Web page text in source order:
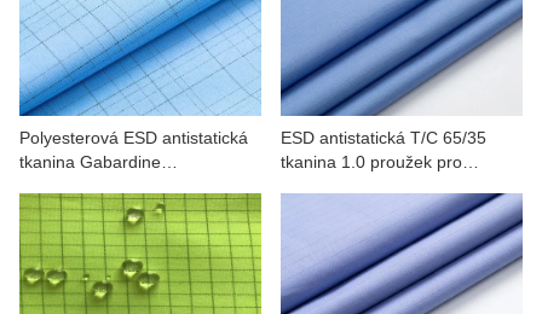
Polyesterová ESD antistatická
tkanina Gabardine
pracovní oděvy
ESD antistatická T/C 65/35
tkanina 1.0 proužek pro